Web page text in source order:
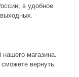
в удобное
магазина.
вернуть